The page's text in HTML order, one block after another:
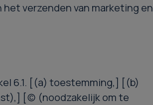
verzenden van marketing en
6.1. [(a) toestemming,] [(b)
[(c) (noodzakelijk om te